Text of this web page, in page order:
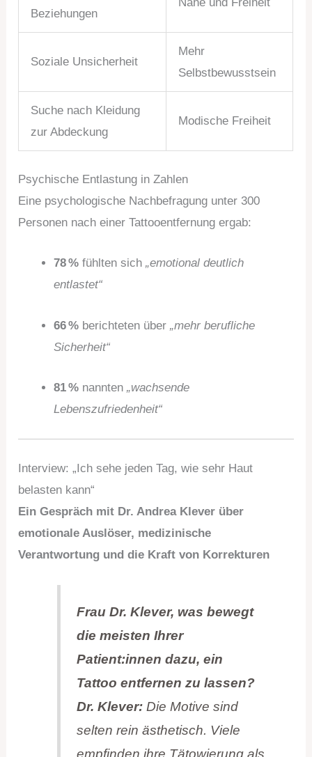
Beziehungen
Soziale Unsicherheit
Mehr
Selbstbewusstsein
Suche nach Kleidung
zur Abdeckung
Modische Freiheit
Psychische Entlastung in Zahlen
Eine psychologische Nachbefragung unter 300
Personen nach einer Tattooentfernung ergab:
78 % fühlten sich„emotional deutlich
entlastet“
66 % berichteten über„mehr berufliche
Sicherheit“
81 % nannten„wachsende
Lebenszufriedenheit“
Interview: „Ich sehe jeden Tag, wie sehr Haut
belasten kann“
Ein Gespräch mit Dr. Andrea Klever über
emotionale Auslöser, medizinische
Verantwortung und die Kraft von Korrekturen
Frau Dr. Klever, was bewegt
die meisten Ihrer
Patient:innen dazu, ein
Tattoo entfernen zu lassen?
Dr. Klever: Die Motive sind
selten rein ästhetisch. Viele
empfinden ihre Tätowierung als